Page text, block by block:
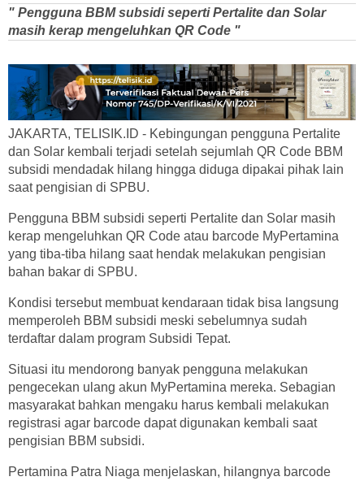
" Pengguna BBM subsidi seperti Pertalite dan Solar
masih kerap mengeluhkan QR Code "
JAKARTA, TELISIK.ID - Kebingungan pengguna Pertalite
dan Solar kembali terjadi setelah sejumlah QR Code BBM
subsidi mendadak hilang hingga diduga dipakai pihak lain
saat pengisian di SPBU.
Pengguna BBM subsidi seperti Pertalite dan Solar masih
kerap mengeluhkan QR Code atau barcode MyPertamina
yang tiba-tiba hilang saat hendak melakukan pengisian
bahan bakar di SPBU.
Kondisi tersebut membuat kendaraan tidak bisa langsung
memperoleh BBM subsidi meski sebelumnya sudah
terdaftar dalam program Subsidi Tepat.
Situasi itu mendorong banyak pengguna melakukan
pengecekan ulang akun MyPertamina mereka. Sebagian
masyarakat bahkan mengaku harus kembali melakukan
registrasi agar barcode dapat digunakan kembali saat
pengisian BBM subsidi.
Pertamina Patra Niaga menjelaskan, hilangnya barcode